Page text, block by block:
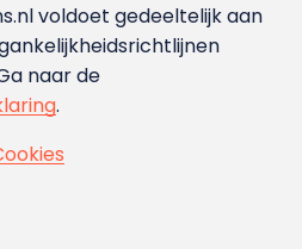
voldoet gedeeltelijk aan
naar de
.